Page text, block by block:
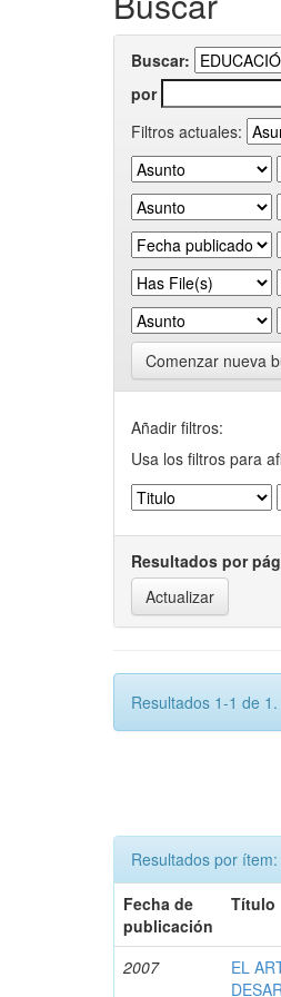
Buscar:
por
Filtros actuales:
Comenzar nueva
Añadir filtros:
Usa los filtros para
Resultados por
Resultados 1-1 de 1.
Resultados por ítem:
Fecha de
publicación
Título
2007
EL